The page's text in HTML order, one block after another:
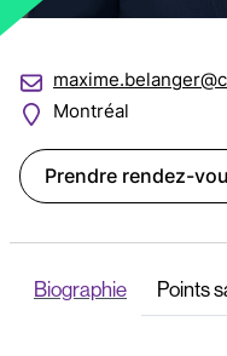
Montréal
Prendre rendez-
Biographie Points